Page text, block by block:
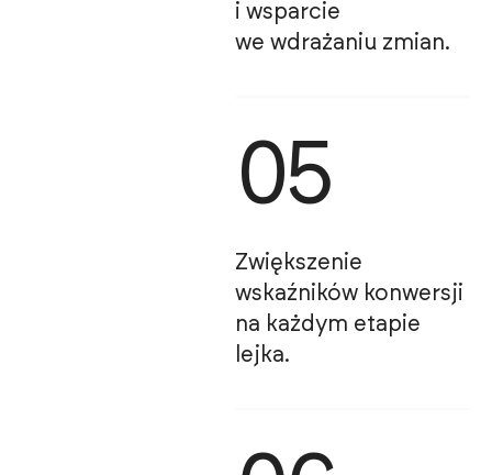
i wsparcie
we wdrażaniu zmian.
05
Zwiększenie
wskaźników konwersji
na każdym etapie
lejka.